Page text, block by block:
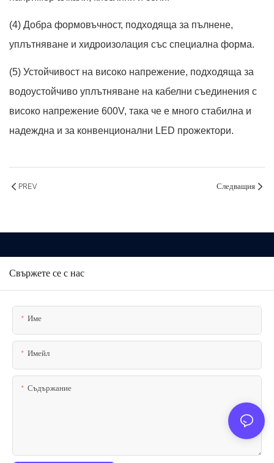
(4) Добра формовъчност, подходяща за пълнене,
уплътняване и хидроизолация със специална форма.
(5) Устойчивост на високо напрежение, подходяща за
водоустойчиво уплътняване на кабелни съединения с
високо напрежение 600V, така че е много стабилна и
надеждна и за конвенционални LED прожектори.
PREV Следващия
Свържете се с нас
Име
Имейл
Съдържание